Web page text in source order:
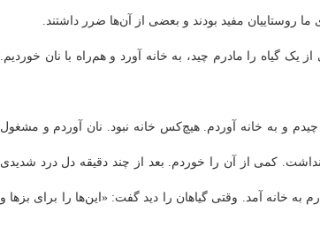
روستاییان مفید بودند و بعضی از آن‌ها ضرر داشتند.
یک گیاه را مادرم چید، به خانه آورد و هم‌راه با نان خوردیم.
و به خانه آوردم. هیچ‌‌کس خانه نبود. نان آوردم و مشغول
کمی از آن را خوردم. بعد از چند دقیقه دل درد شدیدی
خانه آمد. وقتی گیاهان را دید گفت: «این‌ها را برای بزها و